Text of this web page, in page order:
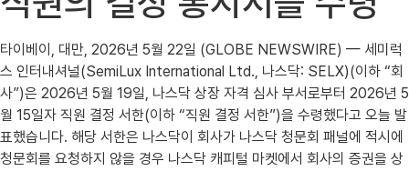
타이베이, 대만, 2026년 5월 22일 (GLOBE NEWSWIRE) — 세미럭
스 인터내셔널(SemiLux International Ltd., 나스닥: SELX)(이하 “회
사”)은 2026년 5월 19일, 나스닥 상장 자격 심사 부서로부터 2026년 5
월 15일자 직원 결정 서한(이하 “직원 결정 서한”)을 수령했다고 오늘 발
표했습니다. 해당 서한은 나스닥이 회사가 나스닥 청문회 패널에 적시에
청문회를 요청하지 않을 경우 나스닥 캐피털 마켓에서 회사의 증권을 상